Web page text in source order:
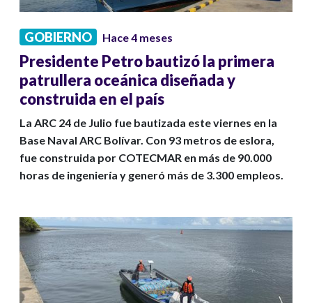
GOBIERNO Hace 4 meses
Presidente Petro bautizó la primera
patrullera oceánica diseñada y
construida en el país
La ARC 24 de Julio fue bautizada este viernes en la
Base Naval ARC Bolívar. Con 93 metros de eslora,
fue construida por COTECMAR en más de 90.000
horas de ingeniería y generó más de 3.300 empleos.